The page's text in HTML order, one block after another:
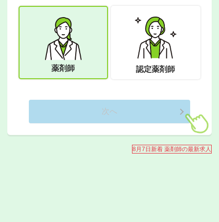
薬剤師 認定薬剤師
ご
今
次へ
8月7日新着 薬剤師の最新求人